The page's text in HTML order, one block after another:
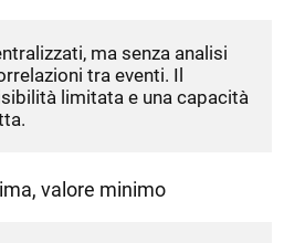
ma senza analisi
tra eventi. Il
limitata e una capacità
valore minimo